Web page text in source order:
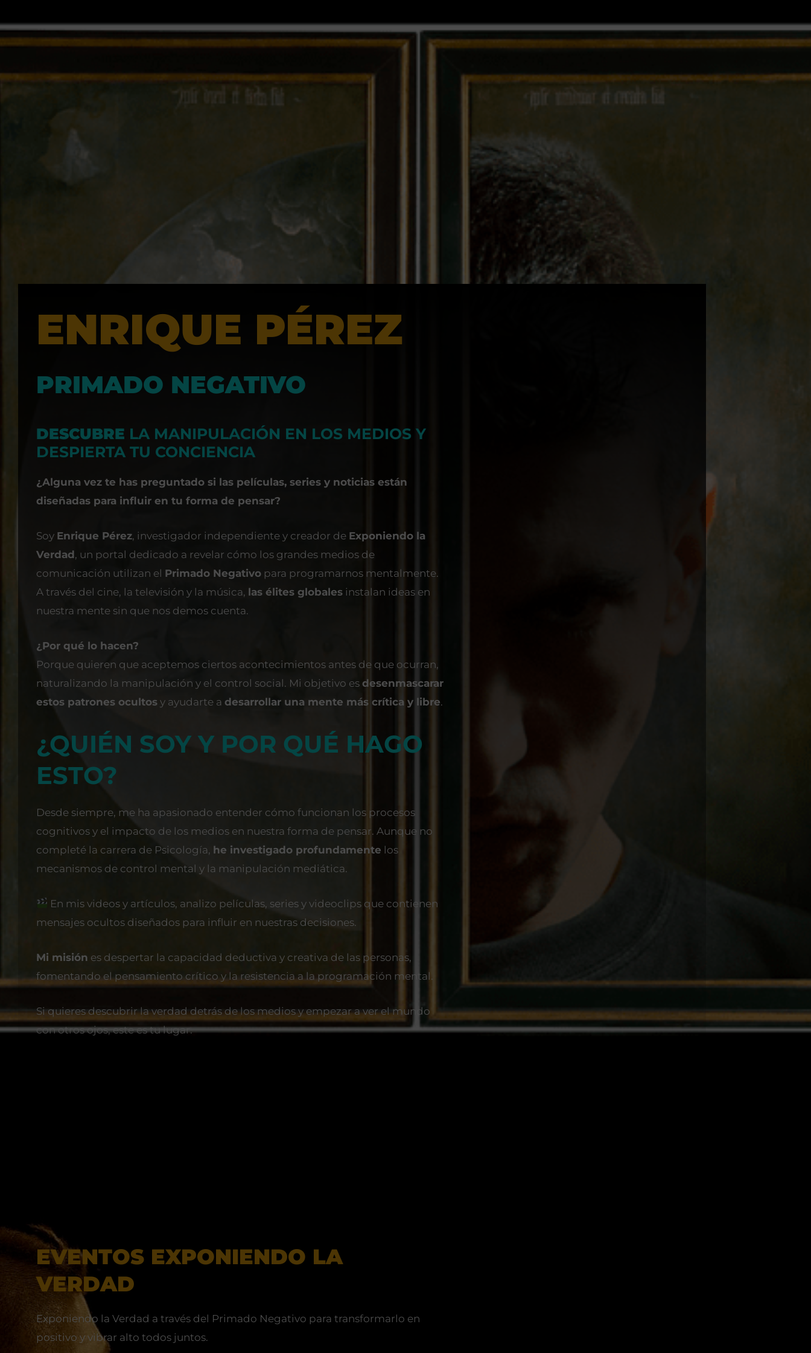
ENRIQUE PÉREZ
PRIMADO NEGATIVO
DESCUBRE LA MANIPULACIÓN EN LOS MEDIOS Y
DESPIERTA TU CONCIENCIA
¿Alguna vez te has preguntado si las películas, series y noticias están
diseñadas para influir en tu forma de pensar?
Soy Enrique Pérez, investigador independiente y creador de Exponiendo la
Verdad, un portal dedicado a revelar cómo los grandes medios de
comunicación utilizan el Primado Negativo para programarnos mentalmente.
A través del cine, la televisión y la música, las élites globales instalan ideas en
nuestra mente sin que nos demos cuenta.
¿Por qué lo hacen?
Porque quieren que aceptemos ciertos acontecimientos antes de que ocurran,
naturalizando la manipulación y el control social. Mi objetivo es desenmascarar
estos patrones ocultos y ayudarte a desarrollar una mente más crítica y libre.
¿QUIÉN SOY Y POR QUÉ HAGO
ESTO?
Desde siempre, me ha apasionado entender cómo funcionan los procesos
cognitivos y el impacto de los medios en nuestra forma de pensar. Aunque no
completé la carrera de Psicología, he investigado profundamente los
mecanismos de control mental y la manipulación mediática.
En mis videos y artículos, analizo películas, series y videoclips que contienen
mensajes ocultos diseñados para influir en nuestras decisiones.
Mi misión es despertar la capacidad deductiva y creativa de las personas,
fomentando el pensamiento crítico y la resistencia a la programación mental.
Si quieres descubrir la verdad detrás de los medios y empezar a ver el mundo
con otros ojos, este es tu lugar.
EVENTOS EXPONIENDO LA
VERDAD
Exponiendo la Verdad a través del Primado Negativo para transformarlo en
positivo y vibrar alto todos juntos.